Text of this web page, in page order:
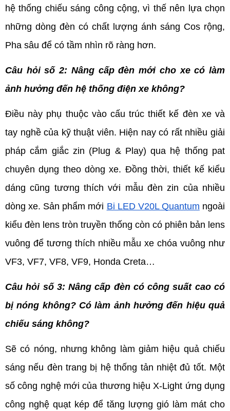
hệ thống chiếu sáng công cộng, vì thế nên lựa chọn
những dòng đèn có chất lượng ánh sáng Cos rộng,
Pha sâu để có tầm nhìn rõ ràng hơn.
Câu hỏi số 2: Nâng cấp đèn mới cho xe có làm
ảnh hưởng đến hệ thống điện xe không?
Điều này phụ thuộc vào cấu trúc thiết kế đèn xe và
tay nghề của kỹ thuật viên. Hiện nay có rất nhiều giải
pháp cắm giắc zin (Plug & Play) qua hệ thống pat
chuyên dụng theo dòng xe. Đồng thời, thiết kế kiểu
dáng cũng tương thích với mẫu đèn zin của nhiều
dòng xe. Sản phẩm mới Bi LED V20L Quantum ngoài
kiểu đèn lens tròn truyền thống còn có phiên bản lens
vuông để tương thích nhiều mẫu xe chóa vuông như
VF3, VF7, VF8, VF9, Honda Creta…
Câu hỏi số 3: Nâng cấp đèn có công suất cao có
bị nóng không? Có làm ảnh hưởng đến hiệu quả
chiếu sáng không?
Sẽ có nóng, nhưng không làm giảm hiệu quả chiếu
sáng nếu đèn trang bị hệ thống tản nhiệt đủ tốt. Một
số công nghệ mới của thương hiệu X-Light ứng dụng
công nghệ quạt kép để tăng lượng gió làm mát cho